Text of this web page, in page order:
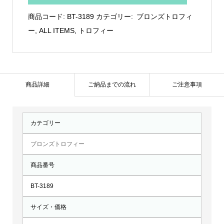
ズ：
商品コード: BT-3189 カテゴリー: ブロンズトロフィ
ー ALL ITEMS, トロフィー
商品詳細 ご納品までの流れ ご注意事項
カテゴリー
ブロンズトロフィー
商品番号
BT-3189
サイズ・価格